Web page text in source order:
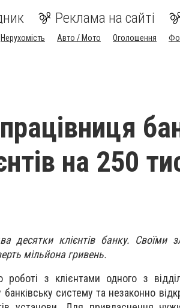
Реклама на сайті
Нерухомість Авто / Мото Оголошення
на 250
десятки клієнтів банку. Своїми
мільйона гривень.
роботі з клієнтами одного з
систему та незаконно